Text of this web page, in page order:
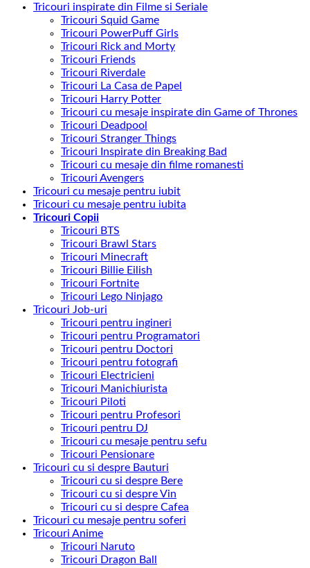
Tricouri inspirate din Filme si Seriale
Tricouri Squid Game
Tricouri PowerPuff Girls
Tricouri Rick and Morty
Tricouri Friends
Tricouri Riverdale
Tricouri La Casa de Papel
Tricouri Harry Potter
Tricouri cu mesaje inspirate din Game of Thrones
Tricouri Deadpool
Tricouri Stranger Things
Tricouri Inspirate din Breaking Bad
Tricouri cu mesaje din filme romanesti
Tricouri Avengers
Tricouri cu mesaje pentru iubit
Tricouri cu mesaje pentru iubita
Tricouri Copii
Tricouri BTS
Tricouri Brawl Stars
Tricouri Minecraft
Tricouri Billie Eilish
Tricouri Fortnite
Tricouri Lego Ninjago
Tricouri Job-uri
Tricouri pentru ingineri
Tricouri pentru Programatori
Tricouri pentru Doctori
Tricouri pentru fotografi
Tricouri Electricieni
Tricouri Manichiurista
Tricouri Piloti
Tricouri pentru Profesori
Tricouri pentru DJ
Tricouri cu mesaje pentru sefu
Tricouri Pensionare
Tricouri cu si despre Bauturi
Tricouri cu si despre Bere
Tricouri cu si despre Vin
Tricouri cu si despre Cafea
Tricouri cu mesaje pentru soferi
Tricouri Anime
Tricouri Naruto
Tricouri Dragon Ball